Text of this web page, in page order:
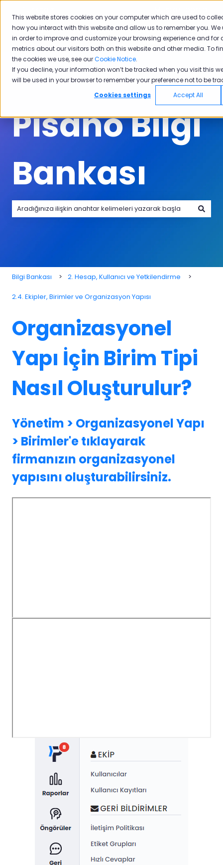
This website stores cookies on your computer which are used to
how you interact with this website and allow us to remember you.
in order to improve and customize your browsing experience and
metrics about our visitors both on this website and other media. To
the cookies we use, see ourCookie Notice.
If you decline, your information won’t be tracked when you visit this
will be used in your browser to remember your preference not to be
Cookies settings
Accept All
Ürünler
Ürünler için alt menüyü göster
Sektörler
Sektörler için alt menüyü göster
Neden
Pisano
Neden Pisano
Pisano Bilgi
Bankası
Bilgi Bankası 2. Hesap, Kullanıcı ve Yetkilendirme
2.4. Ekipler, Birimler ve Organizasyon Yapısı
Organizasyonel
Yapı İçin Birim Tipi
Nasıl Oluşturulur?
Yönetim > Organizasyonel Yapı
> Birimler'e tıklayarak
firmanızın organizasyonel
yapısını oluşturabilirsiniz.